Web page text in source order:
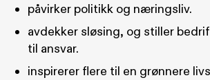
påvirker politikk og næringsliv.
avdekker sløsing, og stiller
til ansvar.
inspirerer flere til en grønnere